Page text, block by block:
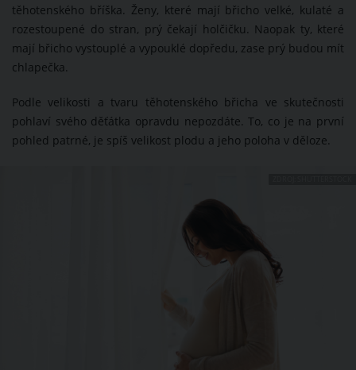
těhotenského bříška. Ženy, které mají břicho velké, kulaté a
rozestoupené do stran, prý čekají holčičku. Naopak ty, které
mají břicho vystouplé a vypouklé dopředu, zase prý budou mít
chlapečka.
Podle velikosti a tvaru těhotenského břicha ve skutečnosti
pohlaví svého děťátka opravdu nepozdáte. To, co je na první
pohled patrné, je spíš velikost plodu a jeho poloha v děloze.